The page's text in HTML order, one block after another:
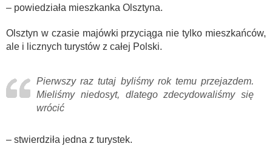
– powiedziała mieszkanka Olsztyna.
Olsztyn w czasie majówki przyciąga nie tylko mieszkańców,
ale i licznych turystów z całej Polski.
Pierwszy raz tutaj byliśmy rok temu przejazdem.
Mieliśmy niedosyt, dlatego zdecydowaliśmy się
wrócić
– stwierdziła jedna z turystek.